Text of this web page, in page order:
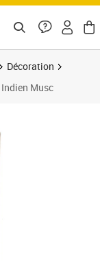
Décoration
Indien Musc